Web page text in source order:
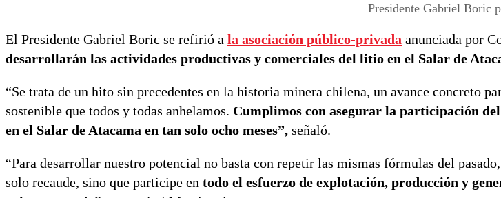
Presidente Gabriel Boric
El Presidente Gabriel Boric se refirió a la asociación público-privada anunciada por
desarrollarán las actividades productivas y comerciales del litio en el Salar de
“Se trata de un hito sin precedentes en la historia minera chilena, un avance concreto
sostenible que todos y todas anhelamos. Cumplimos con asegurar la participación
en el Salar de Atacama en tan solo ocho meses”, señaló.
“Para desarrollar nuestro potencial no basta con repetir las mismas fórmulas del
solo recaude, sino que participe en todo el esfuerzo de explotación, producción y